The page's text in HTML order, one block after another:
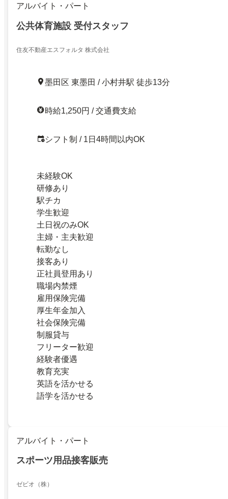
アルバイト・パート
公共体育施設 受付スタッフ
住友不動産エスフォルタ 株式会社
墨田区 東墨田 / 小村井駅 徒歩13分
時給1,250円 / 交通費支給
シフト制 / 1日4時間以内OK
未経験OK
研修あり
駅チカ
学生歓迎
土日祝のみOK
主婦・主夫歓迎
転勤なし
接客あり
正社員登用あり
職場内禁煙
雇用保険完備
厚生年金加入
社会保険完備
制服貸与
フリーター歓迎
経験者優遇
教育充実
英語を活かせる
語学を活かせる
アルバイト・パート
スポーツ用品接客販売
ゼビオ（株）